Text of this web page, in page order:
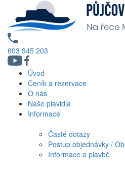
603 945 203
Úvod
Ceník a rezervace
O nás
Naše plavidla
Informace
Časté dotazy
Postup objednávky /
Informace o plavbě